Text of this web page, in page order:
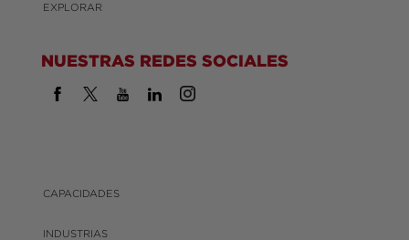
EXPLORAR
NUESTRAS REDES SOCIALES
CAPACIDADES
INDUSTRIAS